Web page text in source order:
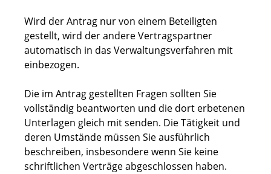
Wird der Antrag nur von einem Beteiligten
gestellt, wird der andere Vertragspartner
automatisch in das Verwaltungsverfahren mit
einbezogen.
Die im Antrag gestellten Fragen sollten Sie
vollständig beantworten und die dort erbetenen
Unterlagen gleich mit senden. Die Tätigkeit und
deren Umstände müssen Sie ausführlich
beschreiben, insbesondere wenn Sie keine
schriftlichen Verträge abgeschlossen haben.